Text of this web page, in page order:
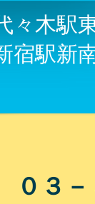
々木駅
宿駅新
０３－